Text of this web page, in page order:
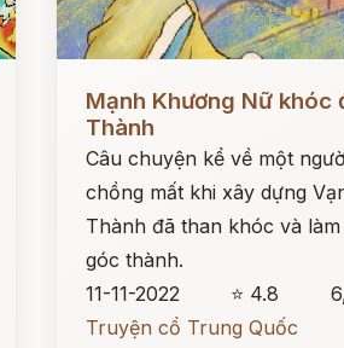
Mạnh Khương Nữ khóc
Thành
Câu chuyện kể về một
chồng mất khi xây dựng
Thành đã than khóc và
góc thành.
11-11-2022
⭐ 4.8
Truyện cổ Trung Quốc